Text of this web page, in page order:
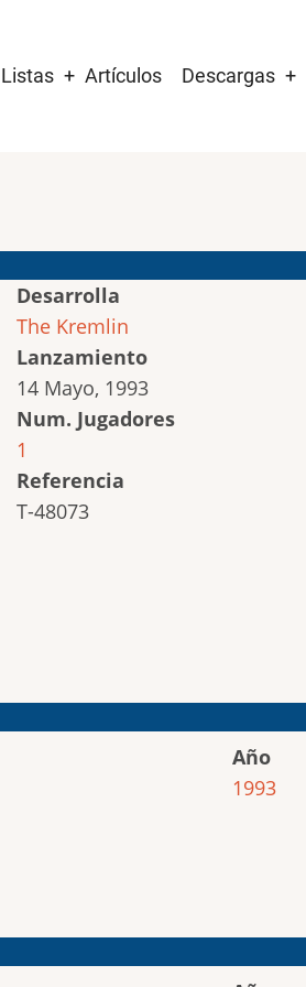
navigation
Listas Artículos Descargas
Desarrolla
The Kremlin
Lanzamiento
14 Mayo, 1993
Num. Jugadores
1
Referencia
T-48073
Año
1993